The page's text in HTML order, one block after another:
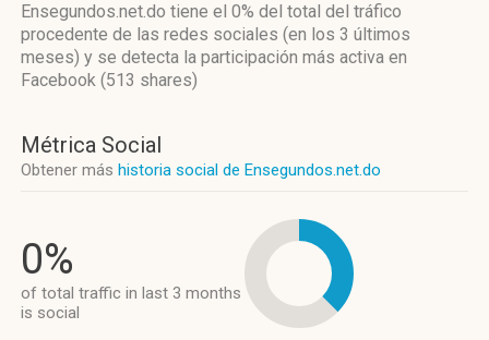
Ensegundos.net.do tiene el 0% del total del tráfico
procedente de las redes sociales (en los 3 últimos
meses) y se detecta la participación más activa en
Facebook (513 shares)
Métrica Social
Obtener más historia social de Ensegundos.net.do
0%
of total traffic in last 3 months
is social